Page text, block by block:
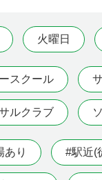
火曜日
スクール
ルクラブ
あり #駅近(